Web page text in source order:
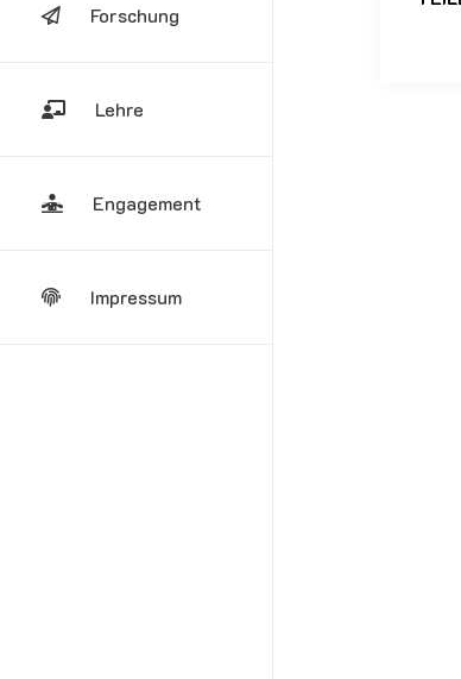
Forschung
Lehre
Engagement
Impressum